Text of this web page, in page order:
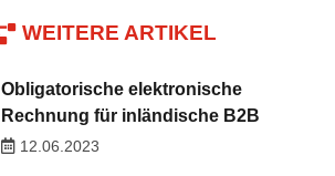
WEITERE ARTIKEL
Obligatorische elektronische
Rechnung für inländische B2B
12.06.2023